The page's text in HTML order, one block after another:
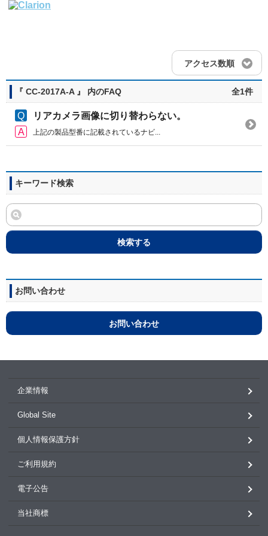
アクセス数順
『 CC-2017A-A 』 内のFAQ 全1件
リアカメラ画像に切り替わらない。
上記の製品型番に記載されているナビ...
キーワード検索
検索する
お問い合わせ
お問い合わせ
企業情報
Global Site
個人情報保護方針
ご利用規約
電子公告
当社商標